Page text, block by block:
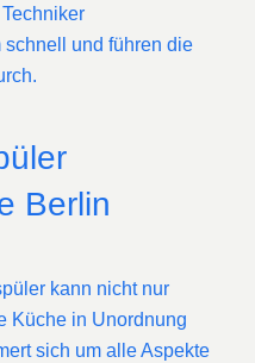
und führen die
Berlin
kann nicht nur
Küche in Unordnung
sich um alle Aspekte